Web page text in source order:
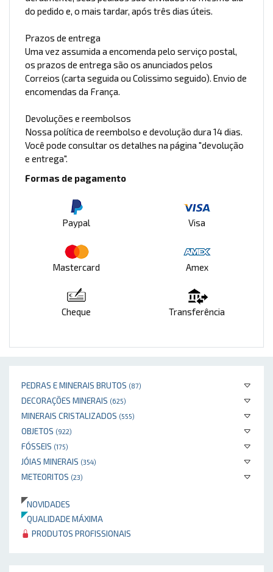
PEDRAS E MINERAIS BRUTOS (87)
DECORAÇÕES MINERAIS (625)
MINERAIS CRISTALIZADOS (555)
OBJETOS (922)
FÓSSEIS (175)
JÓIAS MINERAIS (354)
METEORITOS (23)
NOVIDADES
QUALIDADE MÁXIMA
PRODUTOS PROFISSIONAIS
do pedido e, o mais tardar, após três dias úteis.
Prazos de entrega
Uma vez assumida a encomenda pelo serviço postal,
os prazos de entrega são os anunciados pelos
Correios (carta seguida ou Colissimo seguido). Envio de
encomendas da França.
Devoluções e reembolsos
Nossa política de reembolso e devolução dura 14 dias.
Você pode consultar os detalhes na página "devolução
e entrega".
Formas de pagamento
Paypal Visa
Mastercard Amex
Cheque Transferência